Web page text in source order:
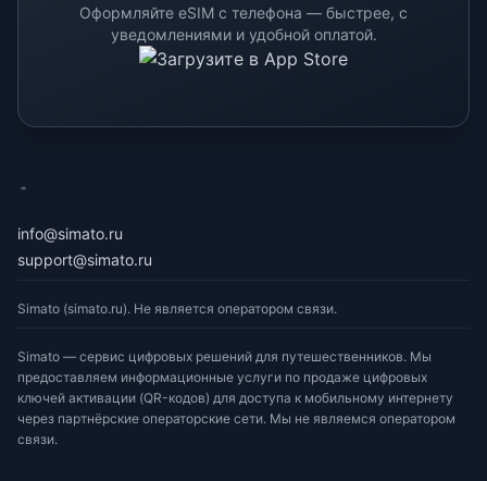
Оформляйте eSIM с телефона — быстрее, с
уведомлениями и удобной оплатой.
info@simato.ru
support@simato.ru
Simato (simato.ru). Не является оператором связи.
Simato — сервис цифровых решений для путешественников. Мы
предоставляем информационные услуги по продаже цифровых
ключей активации (QR-кодов) для доступа к мобильному интернету
через партнёрские операторские сети. Мы не являемся оператором
связи.